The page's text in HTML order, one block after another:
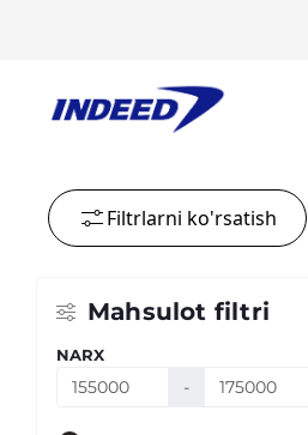
Filtrlarni ko'rsatish
Mahsulot filtri
NARX
-